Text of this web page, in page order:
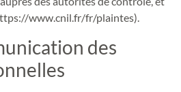
www.cnil.fr/fr/plaintes).
des